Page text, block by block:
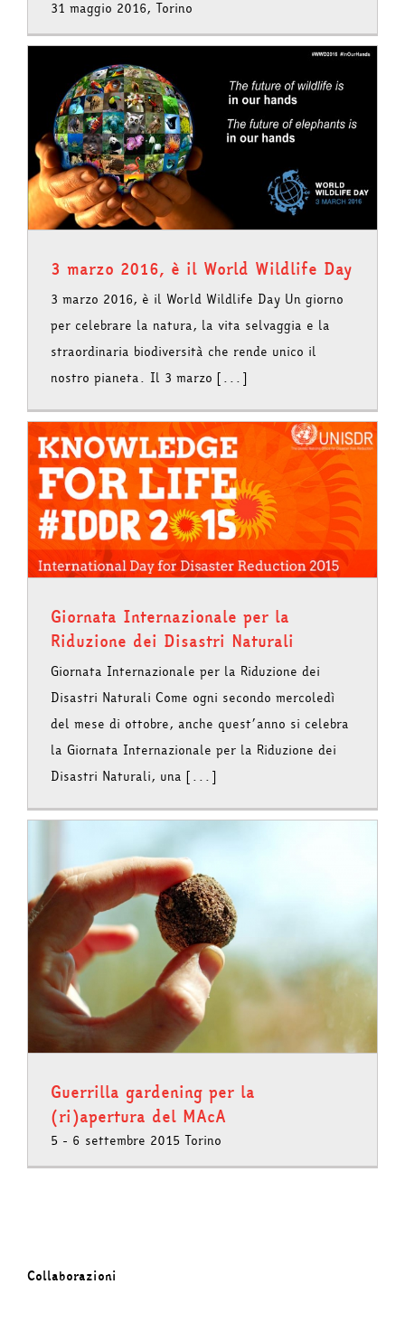
31 maggio 2016, Torino
3 marzo 2016, è il World Wildlife Day
3 marzo 2016, è il World Wildlife Day Un giorno
per celebrare la natura, la vita selvaggia e la
straordinaria biodiversità che rende unico il
nostro pianeta. Il 3 marzo [...]
Giornata Internazionale per la
Riduzione dei Disastri Naturali
Giornata Internazionale per la Riduzione dei
Disastri Naturali Come ogni secondo mercoledì
del mese di ottobre, anche quest’anno si celebra
la Giornata Internazionale per la Riduzione dei
Disastri Naturali, una [...]
Guerrilla gardening per la
(ri)apertura del MAcA
5 - 6 settembre 2015 Torino
Collaborazioni